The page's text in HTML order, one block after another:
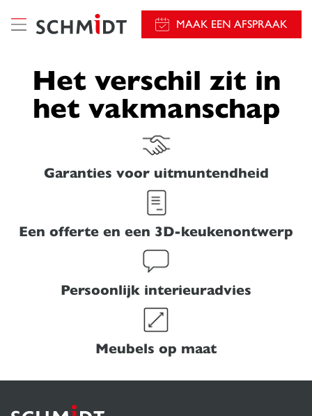
MAAK EEN AFSPRAAK
Het verschil zit in
het vakmanschap
Garanties voor uitmuntendheid
Een offerte en een 3D-keukenontwerp
Persoonlijk interieuradvies
Meubels op maat